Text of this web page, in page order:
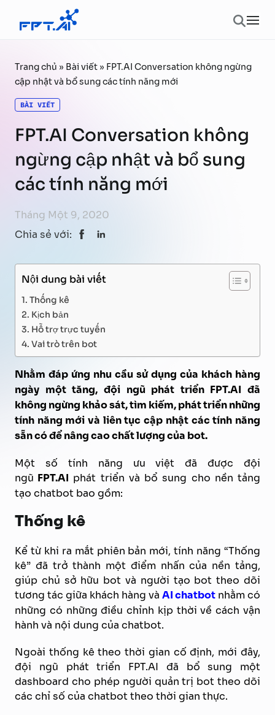
Chuyển đến phần nội dung
Trang chủ » Bài viết» FPT.AI Conversation không ngừng
cập nhật và bổ sung các tính năng mới
BÀI VIẾT
FPT.AI Conversation không
ngừng cập nhật và bổ sung
các tính năng mới
Tháng Một 9, 2020
Chia sẻ với:
Nội dung bài viết
Thống kê
Kịch bản
Hỗ trợ trực tuyến
Vai trò trên bot
Nhằm đáp ứng nhu cầu sử dụng của khách hàng
ngày một tăng, đội ngũ phát triển FPT.AI đã
không ngừng khảo sát, tìm kiếm, phát triển những
tính năng mới và liên tục cập nhật các tính năng
sẵn có để nâng cao chất lượng của bot.
Một số tính năng ưu việt đã được đội
ngũ FPT.AI phát triển và bổ sung cho nền tảng
tạo chatbot bao gồm:
Thống kê
Kể từ khi ra mắt phiên bản mới, tính năng “Thống
kê” đã trở thành một điểm nhấn của nền tảng,
giúp chủ sở hữu bot và người tạo bot theo dõi
tương tác giữa khách hàng và AIchatbot nhằm có
những có những điều chỉnh kịp thời về cách vận
hành và nội dung của chatbot.
Ngoài thống kê theo thời gian cố định, mới đây,
đội ngũ phát triển FPT.AI đã bổ sung một
dashboard cho phép người quản trị bot theo dõi
các chỉ số của chatbot theo thời gian thực.